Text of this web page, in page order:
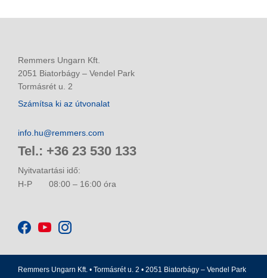
Remmers Ungarn Kft.
2051 Biatorbágy – Vendel Park
Tormásrét u. 2
Számítsa ki az útvonalat
info.hu@remmers.com
Tel.: +36 23 530 133
Nyitvatartási idő:
H-P
08:00 – 16:00 óra
Remmers Ungarn Kft. • Tormásrét u. 2 • 2051 Biatorbágy – Vendel Park